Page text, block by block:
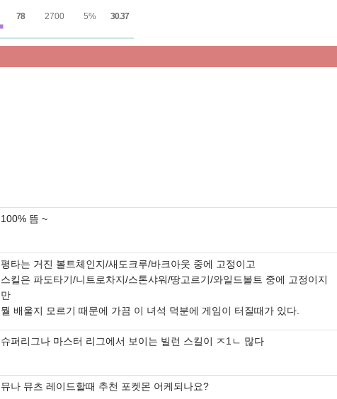
78 2700 5% 30.37
100% 뜸 ~
평타는 거진 볼트체인지/새도크루/바크아웃 중에 고정이고
스킬은 파도타기/니트로차지/스톤샤워/땅고르기/와일드볼트 중에 고정이지
만
뭘 배울지 모르기 때문에 가끔 이 녀석 덕분에 게임이 터질때가 있다.
슈퍼리그나 마스터 리그에서 보이는 빌런 스킬이 ㅈ1ㄴ 많다
뮤나 뮤츠 레이드할때 추천 포켓몬 어케되나요?